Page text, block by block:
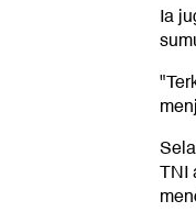
Ia
TNI